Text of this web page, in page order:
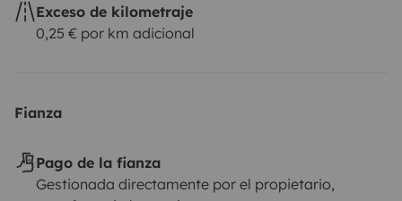
Exceso de kilometraje
0,25 € por km adicional
Fianza
Pago de la fianza
Gestionada directamente por el propietario,